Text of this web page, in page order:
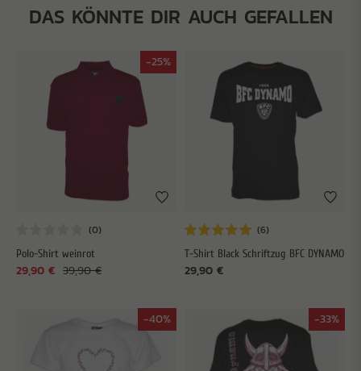
DAS KÖNNTE DIR AUCH GEFALLEN
-25%
Polo-Shirt weinrot
39,90 €
29,90 €
T-Shirt Black Schriftzug BFC DYNAMO
29,90 €
-40% -33%